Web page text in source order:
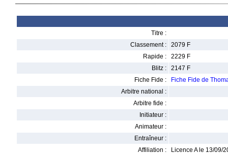
Titre :
Classement :
2079 F
Rapide :
2229 F
Blitz :
2147 F
Fiche Fide :
Fiche Fide de
Arbitre national :
Arbitre fide :
Initiateur :
Animateur :
Entraîneur :
Affiliation :
Licence A le 13/09/